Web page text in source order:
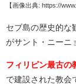
【画像出典: https://
セブ島の歴史的な
がサント・ニーニ
フィリピン最古の
で建設された教会